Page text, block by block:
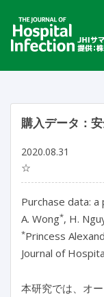
購入データ：
2020.08.31
☆
Purchase data:
A. Wong*, H.
*Princess
Journal of
本研究では、オ